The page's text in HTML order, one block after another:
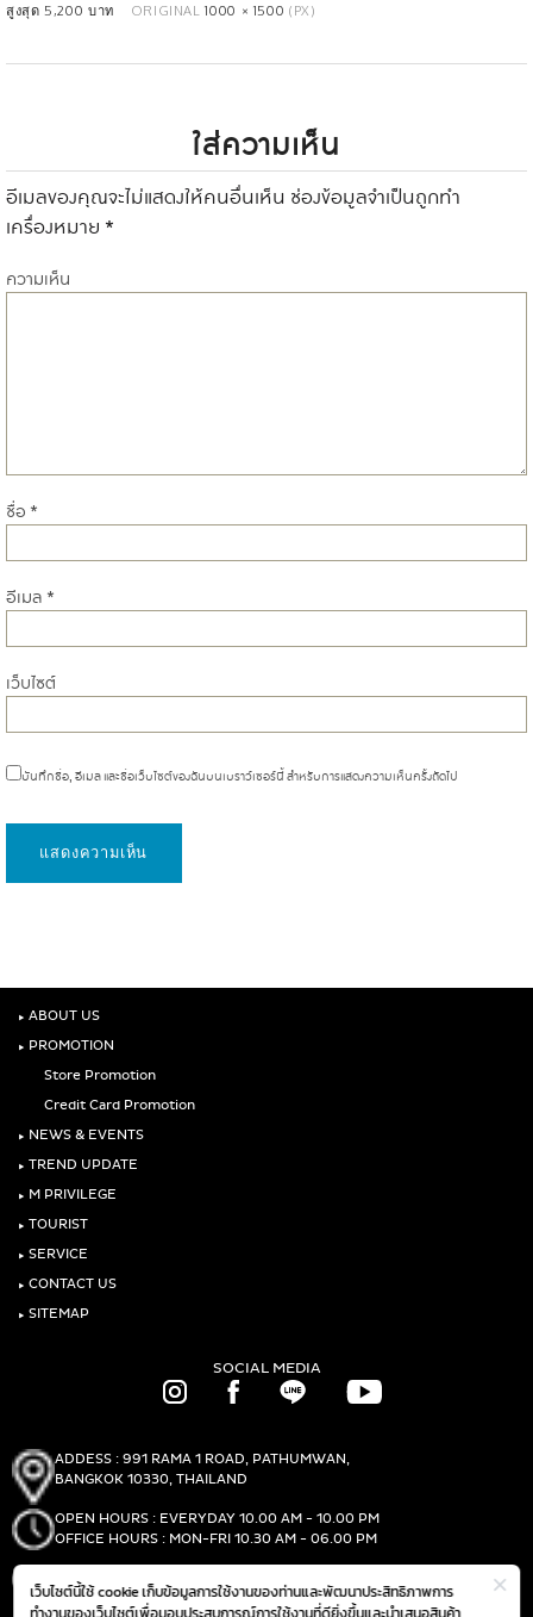
เว็บไซต์นี้ใช้ cookie เก็บข้อมูลการใช้งานของท่านและพัฒนาประสิทธิภาพการ
สูงสุด 5,200 บาท
ORIGINAL1000 × 1500 (PX)
ใส่ความเห็น
อีเมลของคุณจะไม่แสดงให้คนอื่นเห็น ช่องข้อมูลจำเป็นถูกทำ
เครื่องหมาย *
ความเห็น
ชื่อ *
อีเมล *
เว็บไซต์
บันทึกชื่อ, อีเมล และชื่อเว็บไซต์ของฉันบนเบราว์เซอร์นี้ สำหรับการแสดงความเห็นครั้งถัดไป
‣ ABOUT US
‣ PROMOTION
Store Promotion
Credit Card Promotion
‣ NEWS & EVENTS
‣ TREND UPDATE
‣ M PRIVILEGE
‣ TOURIST
‣ SERVICE
‣ CONTACT US
‣ SITEMAP
SOCIAL MEDIA
ADDESS : 991 RAMA 1 ROAD, PATHUMWAN,
BANGKOK 10330, THAILAND
OPEN HOURS : EVERYDAY 10.00 AM - 10.00 PM
OFFICE HOURS : MON-FRI 10.30 AM - 06.00 PM
PHONE :
FAX :(+66)2-690-1000